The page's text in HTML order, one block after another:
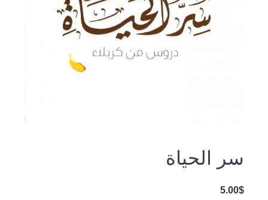
سر الحياة
5.00$